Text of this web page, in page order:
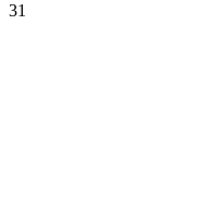
31